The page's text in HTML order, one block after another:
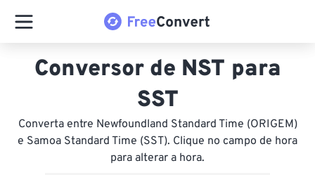
Conversor de NST para
SST
Converta entre Newfoundland Standard Time (ORIGEM)
e Samoa Standard Time (SST). Clique no campo de hora
para alterar a hora.